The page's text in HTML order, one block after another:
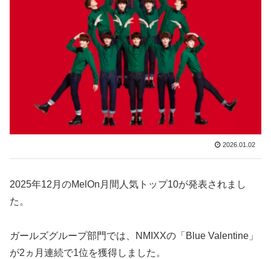
2026.01.02
2025年12月のMelOn月間人気トップ10が発表されまし
た。
ガールズグループ部門では、NMIXXの「Blue Valentine」
が2ヵ月連続で1位を獲得しました。